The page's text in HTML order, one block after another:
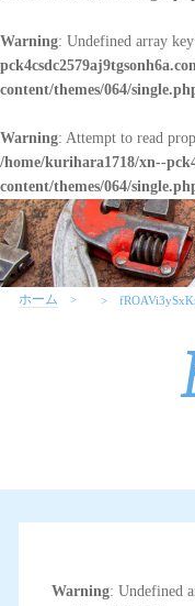
Warning: Undefined array
content/themes/064/
Warning: Attempt to read
/home/kurihara1718/xn--
content/themes/064/
ホーム
Warning: Undefined